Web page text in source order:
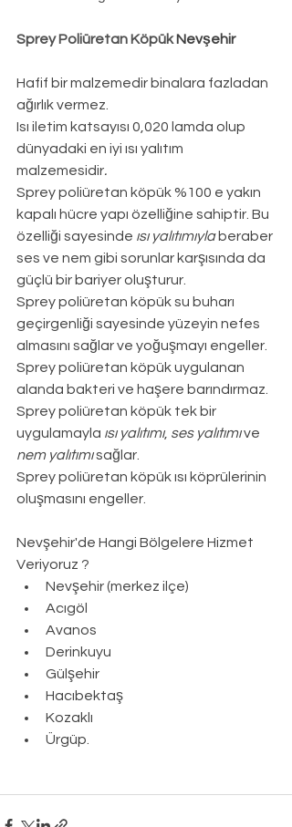
Sprey Poliüretan Köpük Nevşehir
Hafif bir malzemedir binalara fazladan
ağırlık vermez.
Isı iletim katsayısı 0,020 lamda olup
dünyadaki en iyi ısı yalıtım
malzemesidir.
Sprey poliüretan köpük %100 e yakın
kapalı hücre yapı özelliğine sahiptir. Bu
özelliği sayesinde ısı yalıtımıyla beraber
ses ve nem gibi sorunlar karşısında da
güçlü bir bariyer oluşturur.
Sprey poliüretan köpük su buharı
geçirgenliği sayesinde yüzeyin nefes
almasını sağlar ve yoğuşmayı engeller.
Sprey poliüretan köpük uygulanan
alanda bakteri ve haşere barındırmaz.
Sprey poliüretan köpük tek bir
uygulamayla ısı yalıtımı, ses yalıtımı ve
nem yalıtımı sağlar.
Sprey poliüretan köpük ısı köprülerinin
oluşmasını engeller.
Nevşehir'de Hangi Bölgelere Hizmet
Veriyoruz ?
Nevşehir (merkez ilçe)
Acıgöl
Avanos
Derinkuyu
Gülşehir
Hacıbektaş
Kozaklı
Ürgüp.